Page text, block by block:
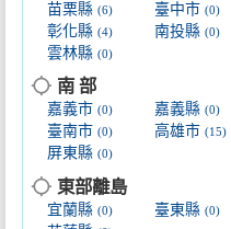
苗栗縣 (6) 臺中市(0)
彰化縣 (4) 南投縣(0)
雲林縣 (0)
location_searching 南 部
嘉義市 (0) 嘉義縣(0)
臺南市 (0) 高雄市(15)
屏東縣 (0)
location_searching 東部離島
宜蘭縣 (0) 臺東縣(0)